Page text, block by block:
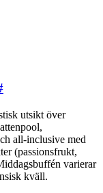
utsikt över
all-inclusive med
(passionsfrukt,
varierar
kväll.